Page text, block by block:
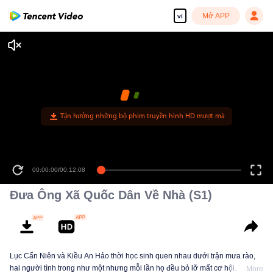
vi Mở APP
Tận hưởng những bộ phim truyền hình HD mượt mà
00:00:00/00:12:08
Đưa Ông Xã Quốc Dân Về Nhà (S1)
Lục Cẩn Niên và Kiều An Hảo thời học sinh quen nhau dưới trận mưa rào,
hai người tình trong như một nhưng mỗi lần họ đều bỏ lỡ mất cơ hội. TámMore